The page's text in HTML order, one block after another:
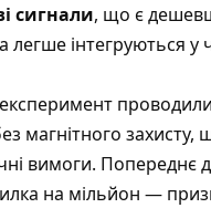
сигнали, що є
легше інтегруються у
проводили
магнітного захисту,
вимоги. Попереднє
на мільйон —